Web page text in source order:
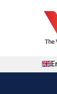
Menu